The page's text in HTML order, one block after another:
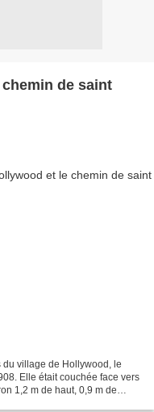
de saint
du village de Hollywood, le
Elle était couchée face vers
1,2 m de haut, 0,9 m de